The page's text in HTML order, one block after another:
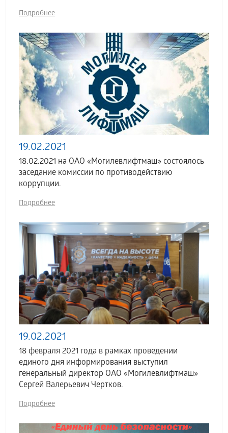
Подробнее
19.02.2021
18.02.2021 на ОАО «Могилевлифтмаш» состоялось
заседание комиссии по противодействию
коррупции.
Подробнее
19.02.2021
18 февраля 2021 года в рамках проведении
единого дня информирования выступил
генеральный директор ОАО «Могилевлифтмаш»
Сергей Валерьевич Чертков.
Подробнее